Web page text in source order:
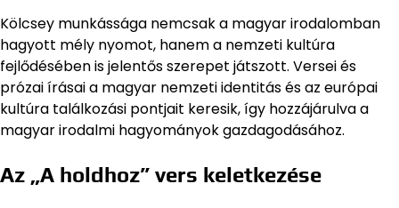
Kölcsey munkássága nemcsak a magyar irodalomban
hagyott mély nyomot, hanem a nemzeti kultúra
fejlődésében is jelentős szerepet játszott. Versei és
prózai írásai a magyar nemzeti identitás és az európai
kultúra találkozási pontjait keresik, így hozzájárulva a
magyar irodalmi hagyományok gazdagodásához.
Az „A holdhoz” vers keletkezése